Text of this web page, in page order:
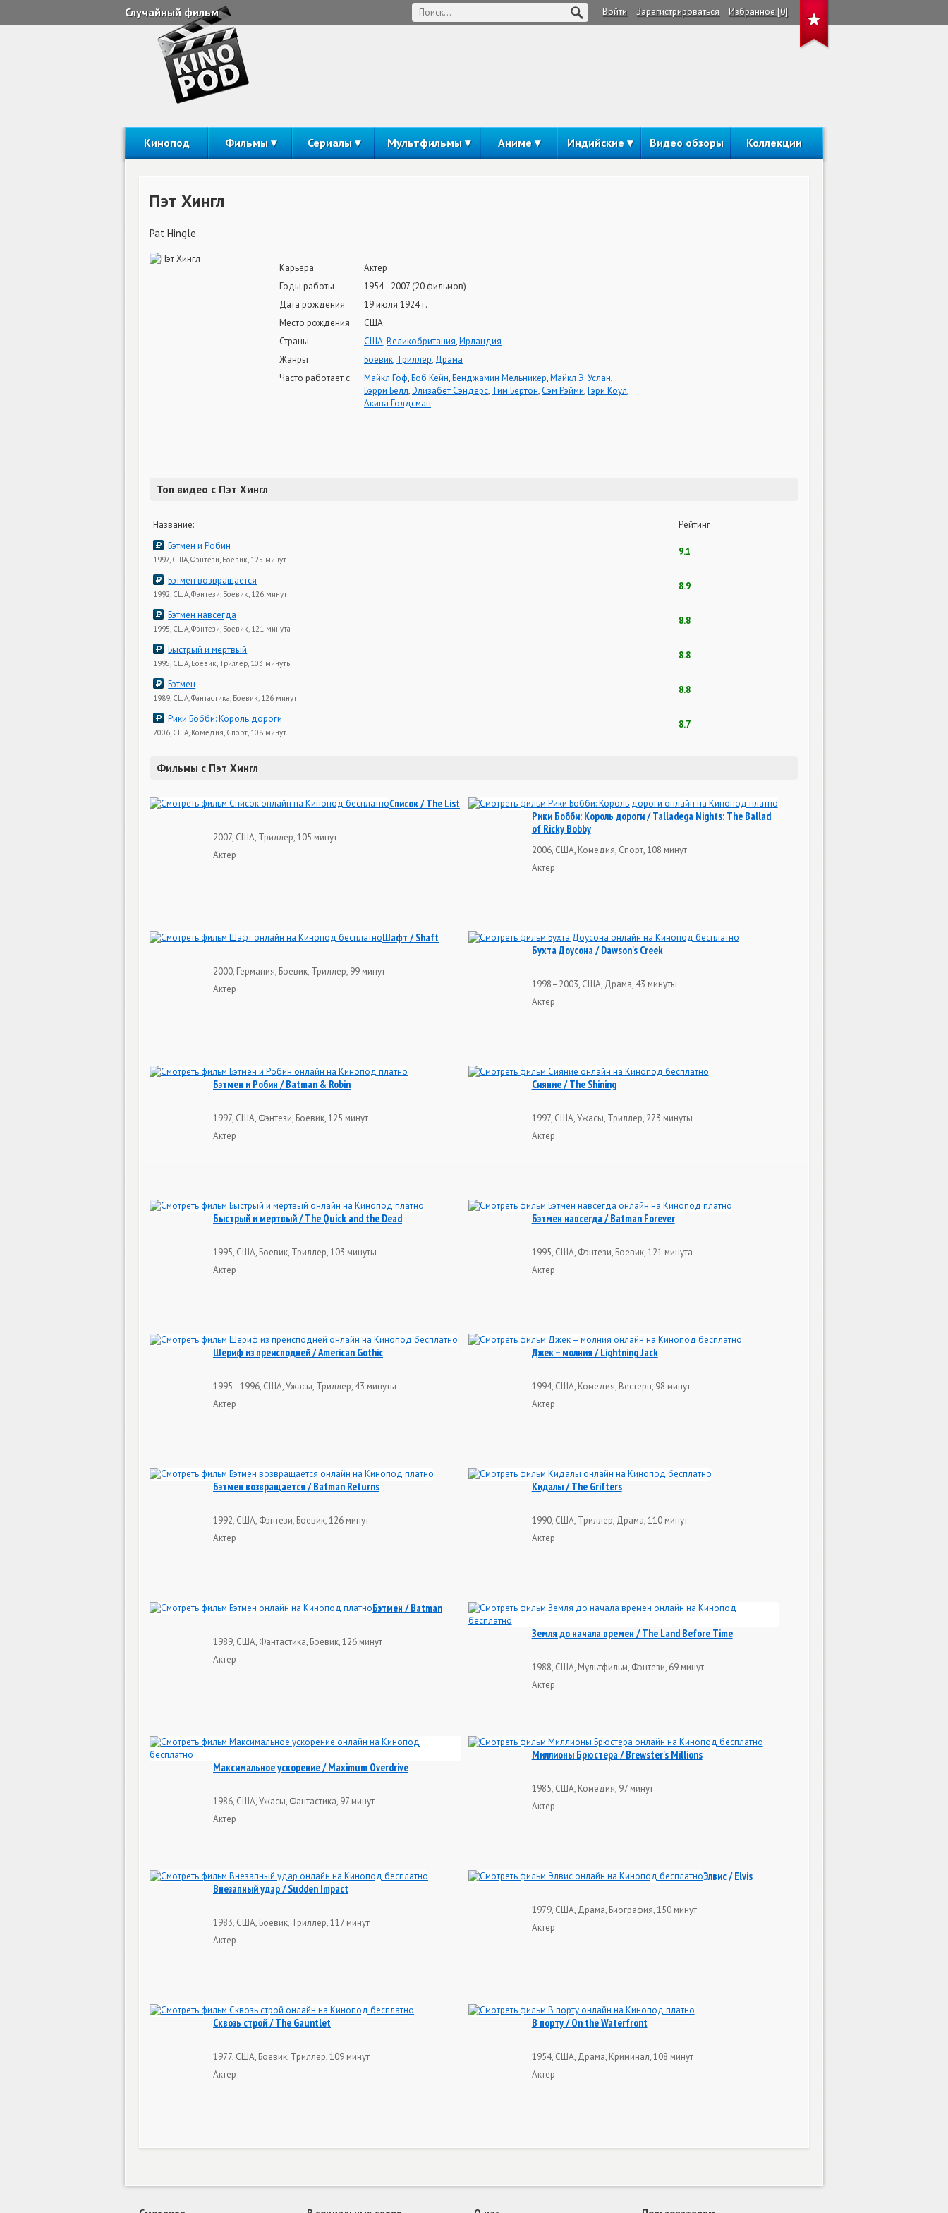
Случайный фильм Войти Зарегистрироваться Избранное [0]
Кинопод Фильмы Сериалы Мультфильмы Аниме Индийские Видео обзоры Коллекции
Пэт Хингл
Pat Hingle
Карьера
Актер
Годы работы
1954–2007 (20 фильмов)
Дата рождения
19 июля 1924 г.
Место рождения
США
Страны
США,Великобритания,Ирландия
Жанры
Боевик, Триллер, Драма
Часто работает с
Майкл Гоф,Боб Кейн,Бенджамин Мельникер,Майкл Э. Услан,
Бэрри Белл,Элизабет Сэндерс, Тим Бёртон,Сэм Рэйми,Гэри Коул,
Акива Голдсман
Топ видео с Пэт Хингл
Название:
Рейтинг
Бэтмен и Робин
1997, США, Фэнтези, Боевик, 125 минут
9.1
Бэтмен возвращается
1992, США, Фэнтези, Боевик, 126 минут
8.9
Бэтмен навсегда
1995, США, Фэнтези, Боевик, 121 минута
8.8
Быстрый и мертвый
1995, США, Боевик, Триллер, 103 минуты
8.8
Бэтмен
1989, США, Фантастика, Боевик, 126 минут
8.8
Рики Бобби: Король дороги
2006, США, Комедия, Спорт, 108 минут
8.7
Фильмы с Пэт Хингл
Список / The List
2007, США, Триллер, 105 минут
Актер
Рики Бобби: Король дороги / Talladega Nights: The Ballad
of Ricky Bobby
2006, США, Комедия, Спорт, 108 минут
Актер
Шафт / Shaft
2000, Германия, Боевик, Триллер, 99 минут
Актер
Бухта Доусона / Dawson's Creek
1998–2003, США, Драма, 43 минуты
Актер
Бэтмен и Робин / Batman & Robin
1997, США, Фэнтези, Боевик, 125 минут
Актер
Сияние / The Shining
1997, США, Ужасы, Триллер, 273 минуты
Актер
Быстрый и мертвый / The Quick and the Dead
1995, США, Боевик, Триллер, 103 минуты
Актер
Бэтмен навсегда / Batman Forever
1995, США, Фэнтези, Боевик, 121 минута
Актер
Шериф из преисподней / American Gothic
1995–1996, США, Ужасы, Триллер, 43 минуты
Актер
Джек – молния / Lightning Jack
1994, США, Комедия, Вестерн, 98 минут
Актер
Бэтмен возвращается / Batman Returns
1992, США, Фэнтези, Боевик, 126 минут
Актер
Кидалы / The Grifters
1990, США, Триллер, Драма, 110 минут
Актер
Бэтмен / Batman
1989, США, Фантастика, Боевик, 126 минут
Актер
Земля до начала времен / The Land Before Time
1988, США, Мультфильм, Фэнтези, 69 минут
Актер
Максимальное ускорение / Maximum Overdrive
1986, США, Ужасы, Фантастика, 97 минут
Актер
Миллионы Брюстера / Brewster's Millions
1985, США, Комедия, 97 минут
Актер
Внезапный удар / Sudden Impact
1983, США, Боевик, Триллер, 117 минут
Актер
Элвис / Elvis
1979, США, Драма, Биография, 150 минут
Актер
Сквозь строй / The Gauntlet
1977, США, Боевик, Триллер, 109 минут
Актер
В порту / On the Waterfront
1954, США, Драма, Криминал, 108 минут
Актер